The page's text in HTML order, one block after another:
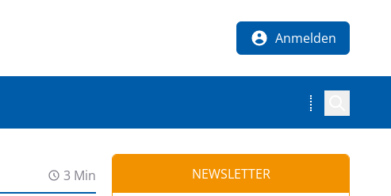
Anmelden
3 Min NEWSLETTER